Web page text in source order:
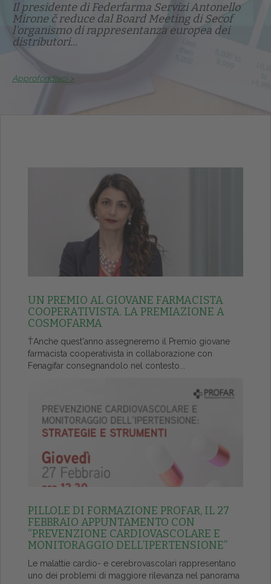
Il presidente di Federfarma Servizi Antonello
Mirone č reduce dal Board Meeting di Secof
l'organismo di rappresentanza europea dei
distributori...
Approfondisci >
UN PREMIO AL GIOVANE FARMACISTA
COOPERATIVISTA. LA PREMIAZIONE A
COSMOFARMA
ŤAnche quest'anno assegneremo il Premio giovane
farmacista cooperativista in collaborazione con
Fenagifar consegnandolo nel contesto...
PILLOLE DI FORMAZIONE PROFAR, IL 27
FEBBRAIO APPUNTAMENTO CON
“PREVENZIONE CARDIOVASCOLARE E
MONITORAGGIO DELL’IPERTENSIONE”
Le malattie cardio- e cerebrovascolari rappresentano
uno dei problemi di maggiore rilevanza nel panorama